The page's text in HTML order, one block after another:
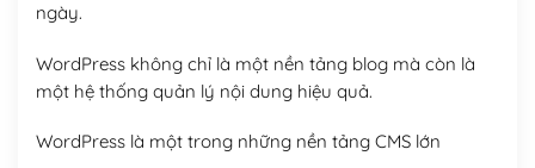
ngày.
WordPress không chỉ là một nền tảng blog mà còn là
một hệ thống quản lý nội dung hiệu quả.
WordPress là một trong những nền tảng CMS lớn